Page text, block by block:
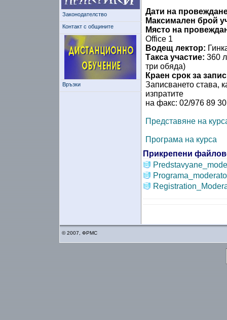
Законодателство
Контакт с общините
Връзки
Дати на
Максимален брой
Място на
Office 1
Водещ лектор:
Такса участие: 360
три обяда)
Краен срок за
Записването става,
изпратите
на факс: 02/976 89
Представяне на
Програма на курса
Прикрепени
© 2007, ФРМС